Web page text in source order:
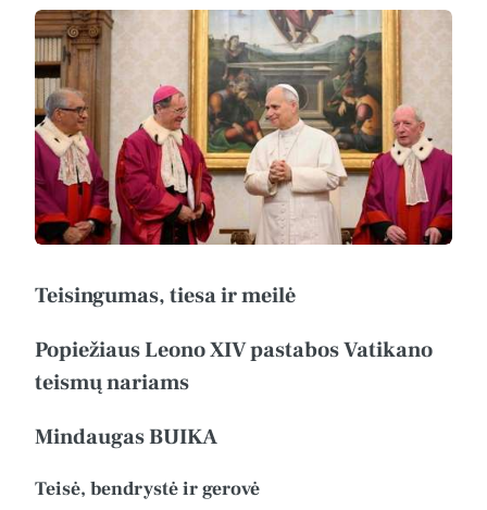
Teisingumas, tiesa ir meilė
Popiežiaus Leono XIV pastabos Vatikano
teismų nariams
Mindaugas BUIKA
Teisė, bendrystė ir gerovė